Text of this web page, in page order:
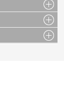
タ等）及びこれらの配
行うことは固く禁じて
た見解・感想です。
。
や広告の表示、ソー